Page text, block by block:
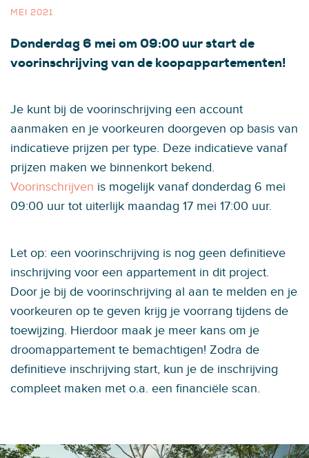
MEI 2021
Donderdag 6 mei om 09:00 uur start de
voorinschrijving van de koopappartementen!
Je kunt bij de voorinschrijving een account
aanmaken en je voorkeuren doorgeven op basis van
indicatieve prijzen per type. Deze indicatieve vanaf
prijzen maken we binnenkort bekend.
Voorinschrijven is mogelijk vanaf donderdag 6 mei
09:00 uur tot uiterlijk maandag 17 mei 17:00 uur.
Let op: een voorinschrijving is nog geen definitieve
inschrijving voor een appartement in dit project.
Door je bij de voorinschrijving al aan te melden en je
voorkeuren op te geven krijg je voorrang tijdens de
toewijzing. Hierdoor maak je meer kans om je
droomappartement te bemachtigen! Zodra de
definitieve inschrijving start, kun je de inschrijving
compleet maken met o.a. een financiële scan.